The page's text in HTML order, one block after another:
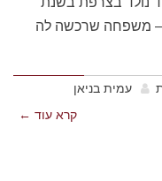
– משפחה שרכשה לה
עמית בניאן
קרא עוד ←